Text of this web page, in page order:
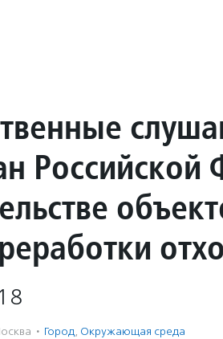
Российской
· Город, Окружающая среда